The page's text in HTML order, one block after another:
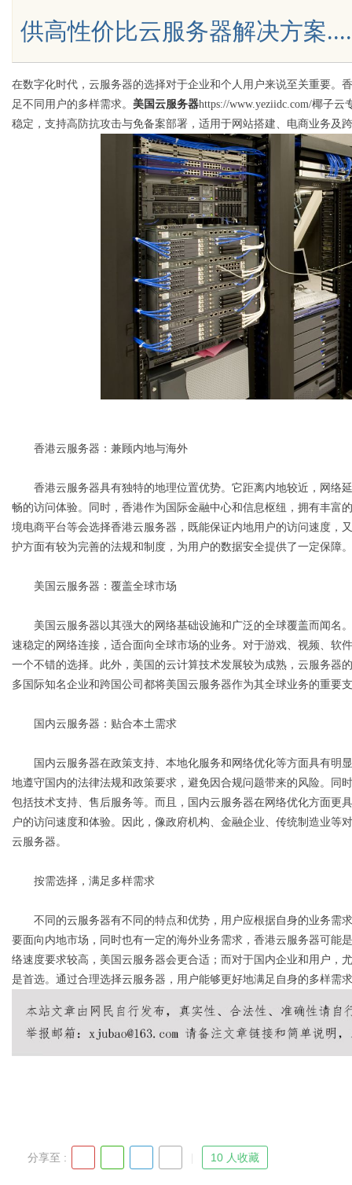
d
供高性价比云服务器解决方案
在数字化时代，云服务器的选择对于企业和个人用户来说至关重要。
足不同用户的多样需求。 美国云服务器https://www.yeziidc.com/椰子
稳定，支持高防抗攻击与免备案部署，适用于网站搭建、电商业务及
香港云服务器：兼顾内地与海外
香港云服务器具有独特的地理位置优势。它距离内地较近，网络
畅的访问体验。同时，香港作为国际金融中心和信息枢纽，拥有丰富
境电商平台等会选择香港云服务器，既能保证内地用户的访问速度，
护方面有较为完善的法规和制度，为用户的数据安全提供了一定保障。
美国云服务器：覆盖全球市场
美国云服务器以其强大的网络基础设施和广泛的全球覆盖而闻名
速稳定的网络连接，适合面向全球市场的业务。对于游戏、视频、软
一个不错的选择。此外，美国的云计算技术发展较为成熟，云服务器
多国际知名企业和跨国公司都将美国云服务器作为其全球业务的重要
国内云服务器：贴合本土需求
国内云服务器在政策支持、本地化服务和网络优化等方面具有明
地遵守国内的法律法规和政策要求，避免因合规问题带来的风险。同
包括技术支持、售后服务等。而且，国内云服务器在网络优化方面更
户的访问速度和体验。因此，像政府机构、金融企业、传统制造业等
云服务器。
按需选择，满足多样需求
不同的云服务器有不同的特点和优势，用户应根据自身的业务需
要面向内地市场，同时也有一定的海外业务需求，香港云服务器可能
络速度要求较高，美国云服务器会更合适；而对于国内企业和用户，
是首选。通过合理选择云服务器，用户能够更好地满足自身的多样需
分享至 : 10 人收藏